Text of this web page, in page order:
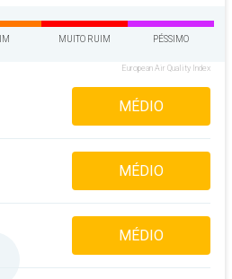
MUITO RUIM PÉSSIMO
European Air Quality Index
MÉDIO
MÉDIO
MÉDIO